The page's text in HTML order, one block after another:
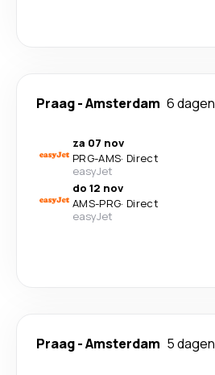
Praag-Amsterdam 6 dagen
za 07 nov
PRG-AMS· Direct
easyJet
do 12 nov
AMS-PRG· Direct
easyJet
Praag-Amsterdam 5 dagen